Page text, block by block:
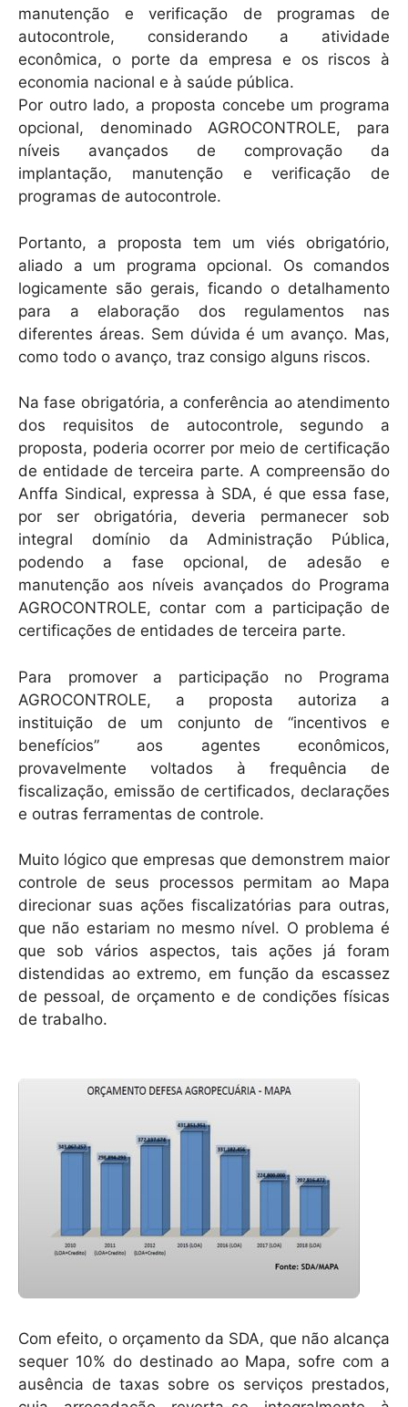
manutenção e verificação de programas de
autocontrole, considerando a atividade
econômica, o porte da empresa e os riscos à
economia nacional e à saúde pública.
Por outro lado, a proposta concebe um programa
opcional, denominado AGROCONTROLE, para
níveis avançados de comprovação da
implantação, manutenção e verificação de
programas de autocontrole.
Portanto, a proposta tem um viés obrigatório,
aliado a um programa opcional. Os comandos
logicamente são gerais, ficando o detalhamento
para a elaboração dos regulamentos nas
diferentes áreas. Sem dúvida é um avanço. Mas,
como todo o avanço, traz consigo alguns riscos.
Na fase obrigatória, a conferência ao atendimento
dos requisitos de autocontrole, segundo a
proposta, poderia ocorrer por meio de certificação
de entidade de terceira parte. A compreensão do
Anffa Sindical, expressa à SDA, é que essa fase,
por ser obrigatória, deveria permanecer sob
integral domínio da Administração Pública,
podendo a fase opcional, de adesão e
manutenção aos níveis avançados do Programa
AGROCONTROLE, contar com a participação de
certificações de entidades de terceira parte.
Para promover a participação no Programa
AGROCONTROLE, a proposta autoriza a
instituição de um conjunto de “incentivos e
benefícios” aos agentes econômicos,
provavelmente voltados à frequência de
fiscalização, emissão de certificados, declarações
e outras ferramentas de controle.
Muito lógico que empresas que demonstrem maior
controle de seus processos permitam ao Mapa
direcionar suas ações fiscalizatórias para outras,
que não estariam no mesmo nível. O problema é
que sob vários aspectos, tais ações já foram
distendidas ao extremo, em função da escassez
de pessoal, de orçamento e de condições físicas
de trabalho.
Com efeito, o orçamento da SDA, que não alcança
sequer 10% do destinado ao Mapa, sofre com a
ausência de taxas sobre os serviços prestados,